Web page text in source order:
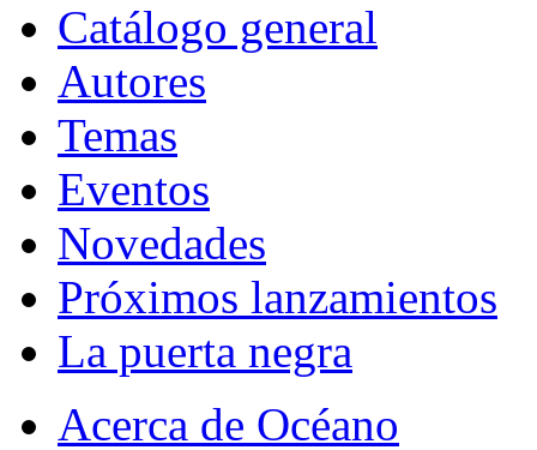
Catálogo general
Autores
Temas
Eventos
Novedades
Próximos lanzamientos
La puerta negra
Acerca de Océano